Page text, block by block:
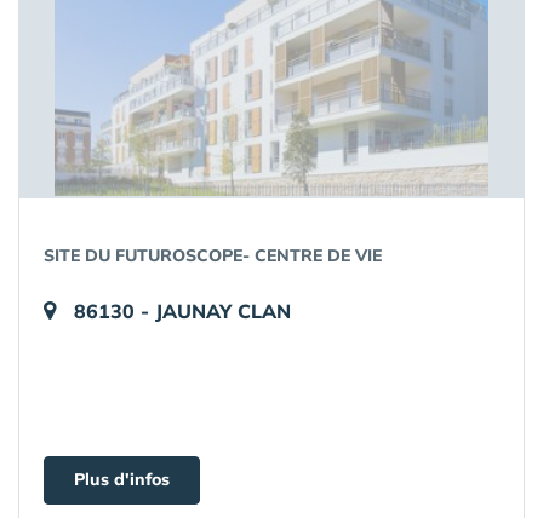
SITE DU FUTUROSCOPE- CENTRE DE VIE
86130 - JAUNAY CLAN
Plus d'infos